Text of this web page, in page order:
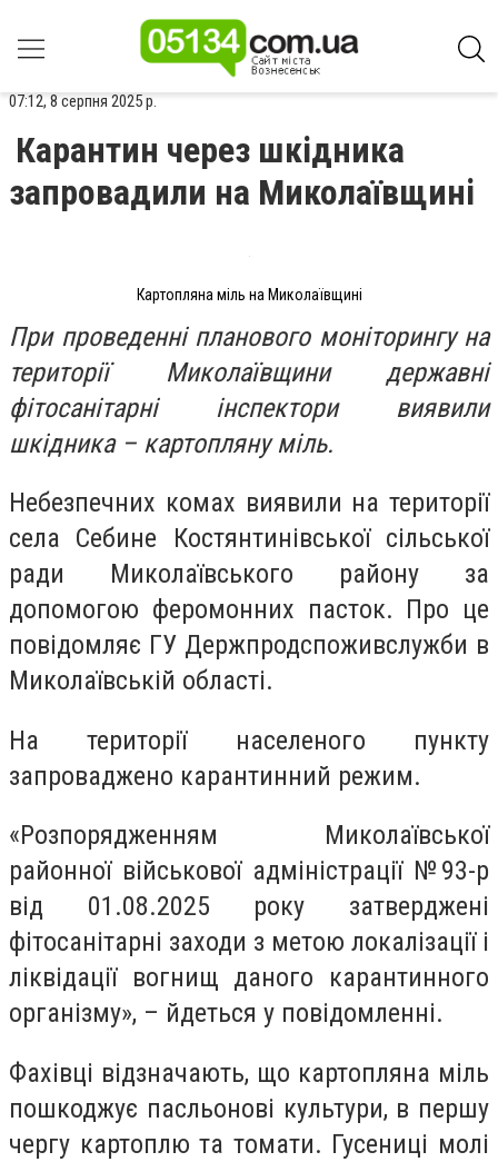
07:12, 8 серпня 2025 р.
Карантин через шкідника
запровадили на Миколаївщині
Картопляна міль на Миколаївщині
При проведенні планового моніторингу на
території Миколаївщини державні
фітосанітарні інспектори виявили
шкідника – картопляну міль.
Небезпечних комах виявили на території
села Себине Костянтинівської сільської
ради Миколаївського району за
допомогою феромонних пасток. Про це
повідомляє ГУ Держпродспоживслужби в
Миколаївській області.
На території населеного пункту
запроваджено карантинний режим.
«Розпорядженням Миколаївської
районної військової адміністрації №93-р
від 01.08.2025 року затверджені
фітосанітарні заходи з метою локалізації і
ліквідації вогнищ даного карантинного
організму», – йдеться у повідомленні.
Фахівці відзначають, що картопляна міль
пошкоджує пасльонові культури, в першу
чергу картоплю та томати. Гусениці молі